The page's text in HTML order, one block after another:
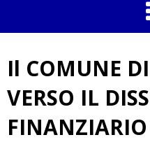
Il COMUNE
VERSO IL
FINANZIARIO